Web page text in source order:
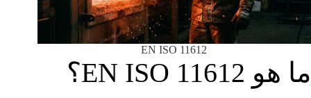
EN ISO 11612
ما هو EN ISO 11612؟